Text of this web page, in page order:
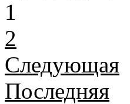
1
2
Следующая
Последняя